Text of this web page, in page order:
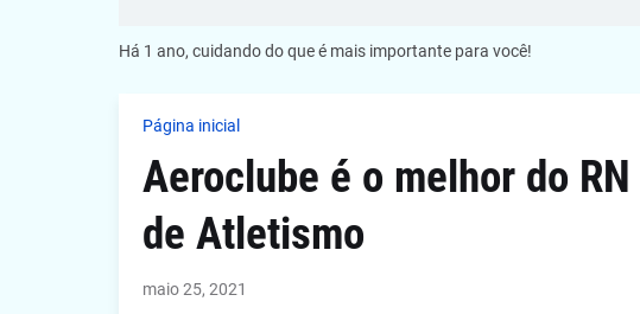
Há 1 ano, cuidando do que é mais importante para você!
Página inicial
Aeroclube é o melhor do
de Atletismo
maio 25, 2021